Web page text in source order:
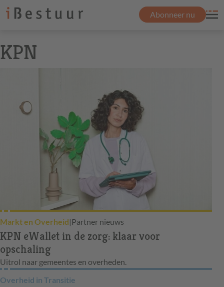
Abonneer nu
KPN
Markt en Overheid|Partner nieuws
KPN eWallet in de zorg: klaar voor
opschaling
Uitrol naar gemeentes en overheden.
Overheid in Transitie